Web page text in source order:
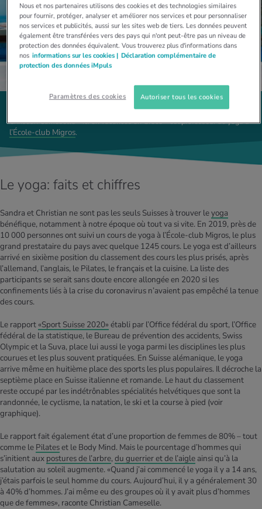
Christian Cameselle – ici en vacances en Grèce – est professeur de yoga à
l’École-club Migros.
Le yoga: faits et chiffres
Sandra et Christian ne sont pas les seuls Suisses à trouver leyoga
bénéfique, notamment à notre époque où tout va si vite. En 2019, près de
10 000 personnes ont suivi un cours de yoga à l’École-club Migros, le plus
grand prestataire du pays avec quelque 1245 cours. Le yoga est d’ailleurs
arrivé en sixième position du classement des cours les plus prisés, après
l’allemand, l’anglais, le Pilates, le français et la cuisine. La liste des
participants se serait sans doute encore allongée en 2020 si les
confinements liés à la crise du coronavirus n’avaient pas empêché la tenue
des cours.
Le rapport «Sport Suisse 2020» établi par l’Office fédéral du sport, l’Office
fédéral de la statistique, le Bureau de prévention des accidents, Swiss
Olympic et la Suva, place lui aussi le yoga parmi les disciplines les plus
courues et les plus souvent pratiquées. En Suisse alémanique, le yoga
arrive même en huitième place des sports les plus populaires. Il décroche la
septième place en Suisse italienne et romande. Le haut du classement
reste occupé par les indétrônables spécialités helvétiques que sont la
randonnée, le cyclisme, la natation, le ski et la course à pied (voir
graphique).
Le rapport fait également état d’une proportion de femmes de 80% – tout
comme le Pilateset le Body Mind. Mais le pourcentage d’hommes qui
s’initient aux postures de l’arbre, du guerrier et de l’aigle ainsi qu’à la
salutation au soleil augmente. «Quand j’ai commencé le yoga il y a 14 ans,
j’étais parfois le seul homme du cours. Aujourd’hui, il y a généralement 30
à 40% d’hommes. J’ai même eu des groupes où il y avait plus d’hommes
que de femmes», raconte Christian Cameselle.
Nous et nos partenaires utilisons des cookies et des technologies similaires
pour fournir, protéger, analyser et améliorer nos services et pour personnaliser
nos services et publicités, aussi sur les sites web de tiers. Les données peuvent
également être transférées vers des pays qui n'ont peut-être pas un niveau de
protection des données équivalent. Vous trouverez plus d'informations dans
nos informations sur les cookies | Déclaration complémentaire de
protection des données iMpuls
Paramètres des cookies Autoriser tous les cookies